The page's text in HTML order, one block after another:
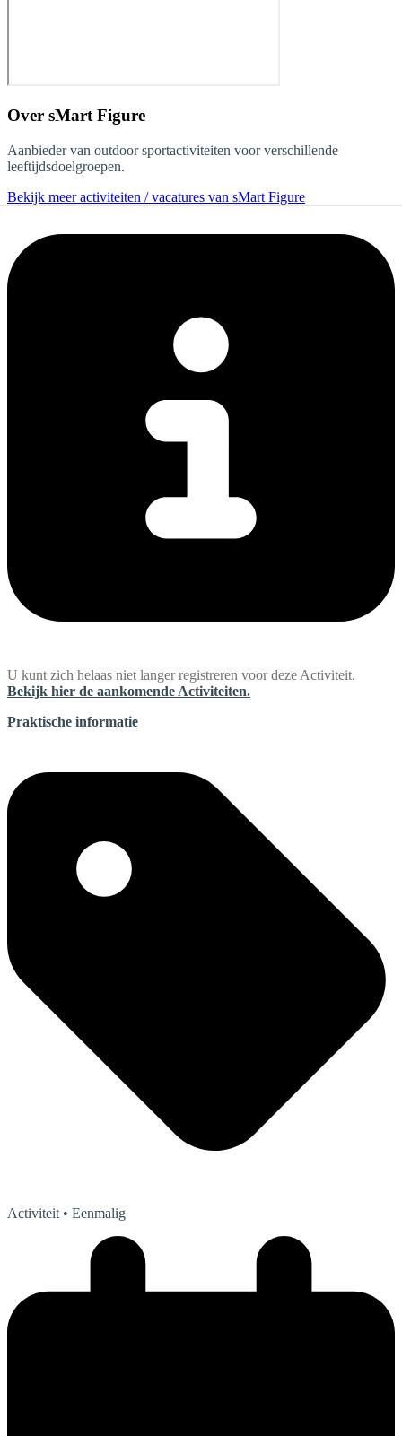
Over sMart Figure
Aanbieder van outdoor sportactiviteiten voor verschillende
leeftijdsdoelgroepen.
Bekijk meer activiteiten / vacatures van sMart Figure
U kunt zich helaas niet langer registreren voor deze Activiteit.
Bekijk hier de aankomende Activiteiten.
Praktische informatie
Activiteit • Eenmalig